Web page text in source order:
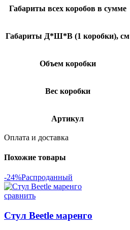
Габариты всех коробов в сумме
Габариты Д*Ш*В (1 коробки), см
Объем коробки
Вес коробки
Артикул
Оплата и доставка
Похожие товары
-24%Распроданный
сравнить
Стул Beetle маренго